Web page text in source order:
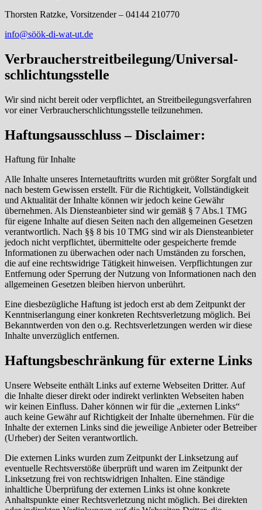
Thorsten Ratzke, Vorsitzender – 04144 210770
info@söök-di-wat-ut.de
Verbraucher­streit­beilegung/Universal­
schlichtungs­stelle
Wir sind nicht bereit oder verpflichtet, an Streitbeilegungsverfahren
vor einer Verbraucherschlichtungsstelle teilzunehmen.
Haftungsausschluss – Disclaimer:
Haftung für Inhalte
Alle Inhalte unseres Internetauftritts wurden mit größter Sorgfalt und
nach bestem Gewissen erstellt. Für die Richtigkeit, Vollständigkeit
und Aktualität der Inhalte können wir jedoch keine Gewähr
übernehmen. Als Diensteanbieter sind wir gemäß § 7 Abs.1 TMG
für eigene Inhalte auf diesen Seiten nach den allgemeinen Gesetzen
verantwortlich. Nach §§ 8 bis 10 TMG sind wir als Diensteanbieter
jedoch nicht verpflichtet, übermittelte oder gespeicherte fremde
Informationen zu überwachen oder nach Umständen zu forschen,
die auf eine rechtswidrige Tätigkeit hinweisen. Verpflichtungen zur
Entfernung oder Sperrung der Nutzung von Informationen nach den
allgemeinen Gesetzen bleiben hiervon unberührt.
Eine diesbezügliche Haftung ist jedoch erst ab dem Zeitpunkt der
Kenntniserlangung einer konkreten Rechtsverletzung möglich. Bei
Bekanntwerden von den o.g. Rechtsverletzungen werden wir diese
Inhalte unverzüglich entfernen.
Haftungsbeschränkung für externe Links
Unsere Webseite enthält Links auf externe Webseiten Dritter. Auf
die Inhalte dieser direkt oder indirekt verlinkten Webseiten haben
wir keinen Einfluss. Daher können wir für die „externen Links“
auch keine Gewähr auf Richtigkeit der Inhalte übernehmen. Für die
Inhalte der externen Links sind die jeweilige Anbieter oder Betreiber
(Urheber) der Seiten verantwortlich.
Die externen Links wurden zum Zeitpunkt der Linksetzung auf
eventuelle Rechtsverstöße überprüft und waren im Zeitpunkt der
Linksetzung frei von rechtswidrigen Inhalten. Eine ständige
inhaltliche Überprüfung der externen Links ist ohne konkrete
Anhaltspunkte einer Rechtsverletzung nicht möglich. Bei direkten